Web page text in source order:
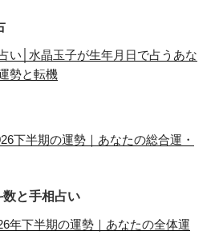
い│水晶玉子が生年月日で占うあな
勢と転機
下半期の運勢｜あなたの総合運・
と手相占い
年下半期の運勢｜あなたの全体運